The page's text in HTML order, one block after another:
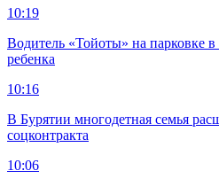
10:19
Водитель «Тойоты» на парковке
ребенка
10:16
В Бурятии многодетная семья
соцконтракта
10:06